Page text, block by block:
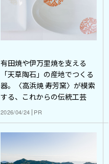
有田焼や伊万里焼を支える
「天草陶石」の産地でつくる
器。〈高浜焼 寿芳窯〉が模索
する、これからの伝統工芸
2026/04/24 PR